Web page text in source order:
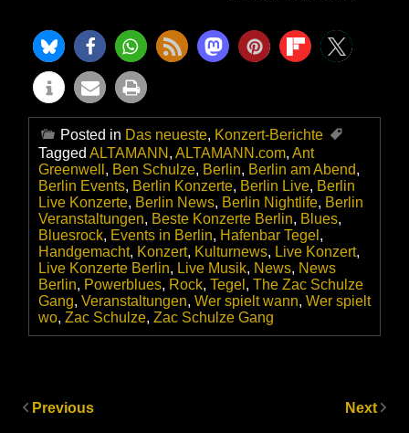
Posted in Das neueste, Konzert-Berichte
Tagged ALTAMANN , ALTAMANN.com, Ant
Greenwell , Ben Schulze, Berlin, Berlin am Abend,
Berlin Events, Berlin Konzerte, Berlin Live, Berlin
Live Konzerte, Berlin News, Berlin Nightlife, Berlin
Veranstaltungen, Beste Konzerte Berlin, Blues,
Bluesrock, Events in Berlin, Hafenbar Tegel ,
Handgemacht, Konzert, Kulturnews, Live Konzert,
Live Konzerte Berlin, Live Musik, News, News
Berlin, Powerblues, Rock, Tegel , The Zac Schulze
Gang, Veranstaltungen, Wer spielt wann, Wer spielt
wo, Zac Schulze, Zac Schulze Gang
Previous Next